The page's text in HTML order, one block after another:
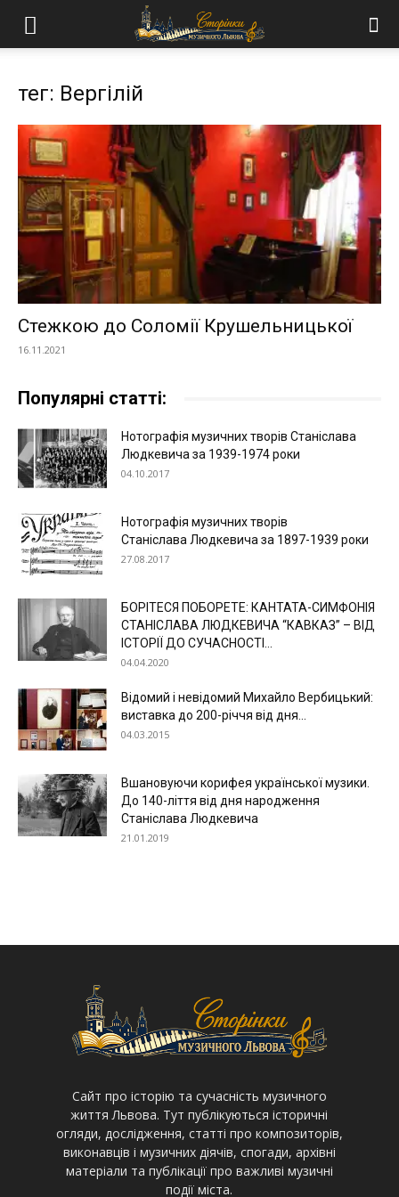
тег: Вергілій
Стежкою до Соломії Крушельницької
16.11.2021
Популярні статті:
Нотографія музичних творів Станіслава
Людкевича за 1939-1974 роки
04.10.2017
Нотографія музичних творів
Станіслава Людкевича за 1897-1939 роки
27.08.2017
БОРІТЕСЯ ПОБОРЕТЕ: КАНТАТА-СИМФОНІЯ
СТАНІСЛАВА ЛЮДКЕВИЧА “КАВКАЗ” – ВІД
ІСТОРІЇ ДО СУЧАСНОСТІ...
04.04.2020
Відомий і невідомий Михайло Вербицький:
виставка до 200-річчя від дня...
04.03.2015
Вшановуючи корифея української музики.
До 140-ліття від дня народження
Станіслава Людкевича
21.01.2019
Cайт про історію та сучасність музичного
життя Львова. Тут публікуються історичні
огляди, дослідження, статті про композиторів,
виконавців і музичних діячів, спогади, архівні
матеріали та публікації про важливі музичні
події міста.